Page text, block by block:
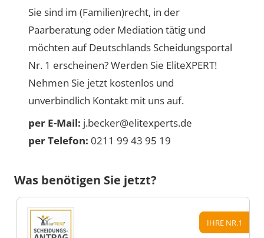
Sie sind im (Familien)recht, in der
Paarberatung oder Mediation tätig und
möchten auf Deutschlands Scheidungsportal
Nr. 1 erscheinen? Werden Sie EliteXPERT!
Nehmen Sie jetzt kostenlos und
unverbindlich Kontakt mit uns auf.
per E-Mail: j.becker@elitexperts.de
per Telefon: 0211 99 43 95 19
Was benötigen Sie jetzt?
IHRE NR.1